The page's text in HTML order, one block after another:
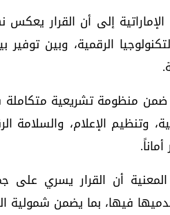
إلى أن القرار
الرقمية، وبين
ضمن منظومة تشريعية
وتنظيم الإعلام،
أن القرار يسري على
فيها، بما يضمن شمولية